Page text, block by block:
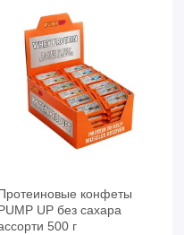
конфеты
UP без сахара
500 г